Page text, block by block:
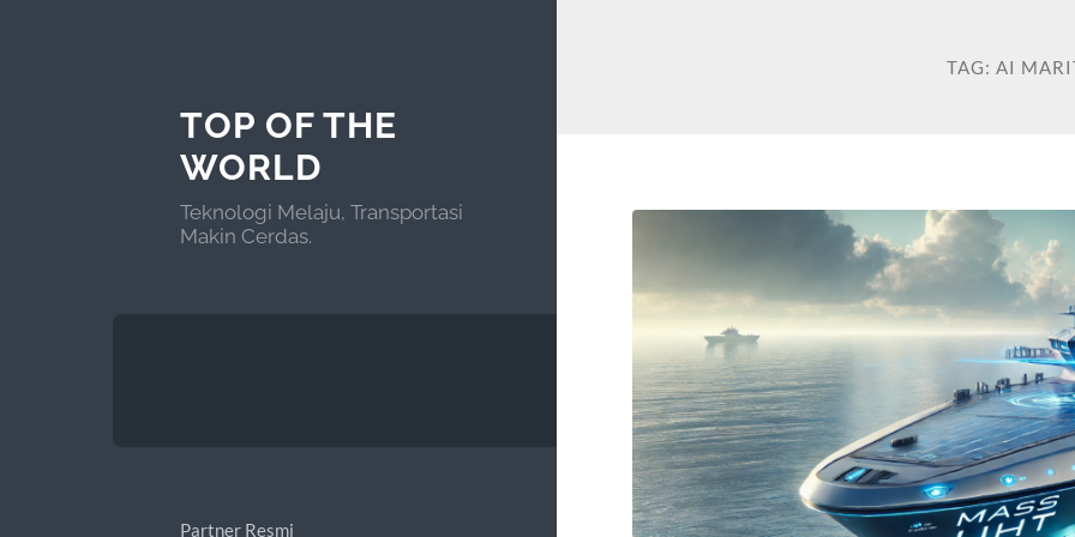
TOP OF THE
WORLD
Teknologi Melaju, Transportasi
Makin Cerdas.
Partner Resmi
TAG: AI